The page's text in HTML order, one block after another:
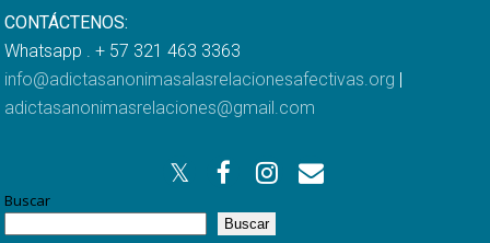
CONTÁCTENOS:
Whatsapp . + 57 321 463 3363
info@adictasanonimasalasrelacionesafectivas.org |
adictasanonimasrelaciones@gmail.com
Buscar
Buscar